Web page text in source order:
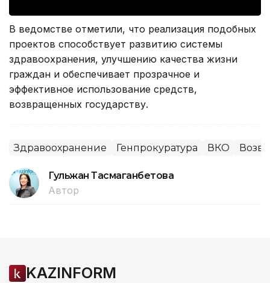
В ведомстве отметили, что реализация подобных
проектов способствует развитию системы
здравоохранения, улучшению качества жизни
граждан и обеспечивает прозрачное и
эффективное использование средств,
возвращенных государству.
Здравоохранение Генпрокуратура ВКО
Гульжан Тасмаганбетова
Автор
KAZINFORM